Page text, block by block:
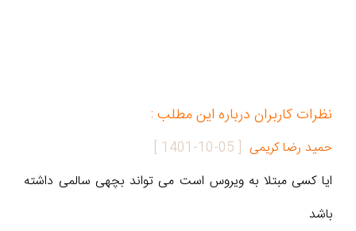
نظرات کاربران درباره این مطلب :
حمید رضا کریمی [
1401-10-05
]
ایا کسی مبتلا به ویروس است می تواند بچهی سالمی داشته
باشد